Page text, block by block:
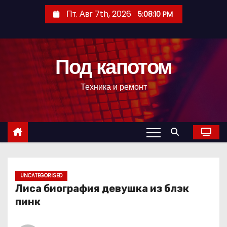
с
Пт. Авг 7th, 2026 5:08:11 PM
Под капотом
Техника и ремонт
UNCATEGORISED
Лиса биография девушка из блэк
пинк